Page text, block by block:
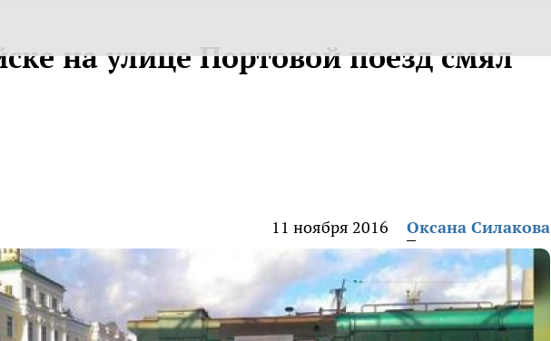
на улице Портовой поезд смял
11 ноября 2016 Оксана Силакова